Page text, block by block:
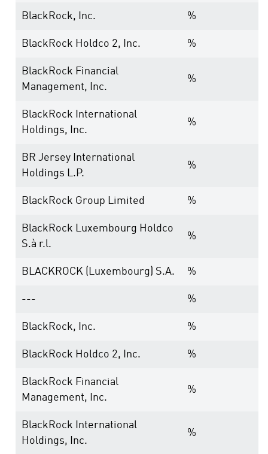
BlackRock, Inc. %
BlackRock Holdco 2, Inc. %
BlackRock Financial
Management, Inc.
%
BlackRock International
Holdings, Inc.
%
BR Jersey International
Holdings L.P.
%
BlackRock Group Limited %
BlackRock Luxembourg Holdco
S.à r.l.
%
BLACKROCK (Luxembourg) S.A. %
--- %
BlackRock, Inc. %
BlackRock Holdco 2, Inc. %
BlackRock Financial
Management, Inc.
%
BlackRock International
Holdings, Inc.
%